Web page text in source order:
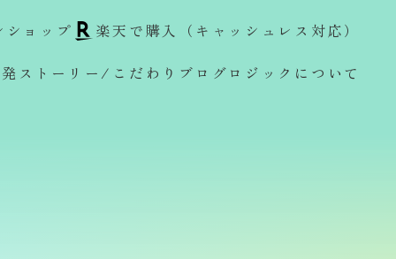
ショップ
楽天で購入（キャッシュレス対応）
ストーリー/こだわり ブログ ロジックについて